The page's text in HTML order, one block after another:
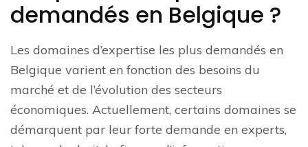
demandés en Belgique ?
Les domaines d’expertise les plus demandés en
Belgique varient en fonction des besoins du
marché et de l’évolution des secteurs
économiques. Actuellement, certains domaines se
démarquent par leur forte demande en experts,